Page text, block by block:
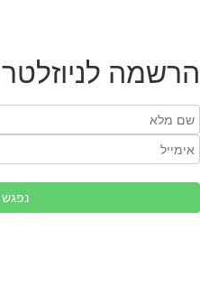
הרשמה לניוזלטר